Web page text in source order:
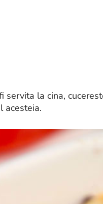
la cina,
acesteia.